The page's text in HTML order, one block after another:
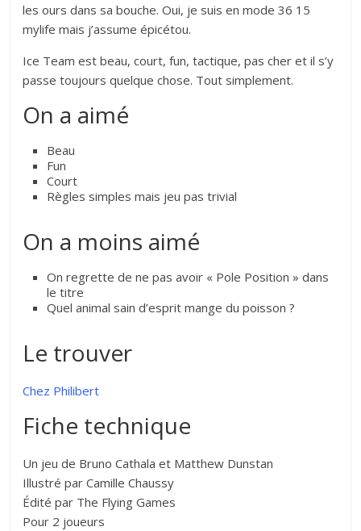
les ours dans sa bouche. Oui, je suis en mode 36 15
mylife mais j’assume épicétou.
Ice Team est beau, court, fun, tactique, pas cher et il s’y
passe toujours quelque chose. Tout simplement.
On a aimé
Beau
Fun
Court
Règles simples mais jeu pas trivial
On a moins aimé
On regrette de ne pas avoir « Pole Position » dans
le titre
Quel animal sain d’esprit mange du poisson ?
Le trouver
Chez Philibert
Fiche technique
Un jeu de Bruno Cathala et Matthew Dunstan
Illustré par Camille Chaussy
Édité par The Flying Games
Pour 2 joueurs